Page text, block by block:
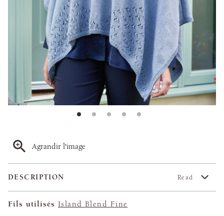
Agrandir l'image
DESCRIPTION Read
Fils utilisés Island Blend Fine